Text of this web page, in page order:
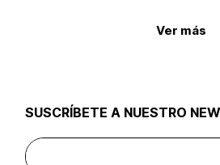
Ver más
SUSCRÍBETE A NUESTRO